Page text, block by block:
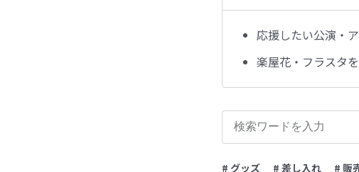
応援したい公演・
楽屋花・フラスタ
# グッズ # 差し入れ # 販